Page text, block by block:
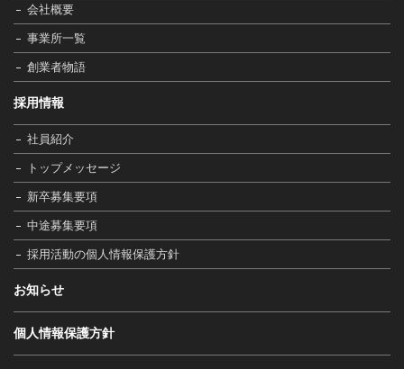
会社概要
事業所一覧
創業者物語
採用情報
社員紹介
トップメッセージ
新卒募集要項
中途募集要項
採用活動の個人情報保護方針
お知らせ
個人情報保護方針